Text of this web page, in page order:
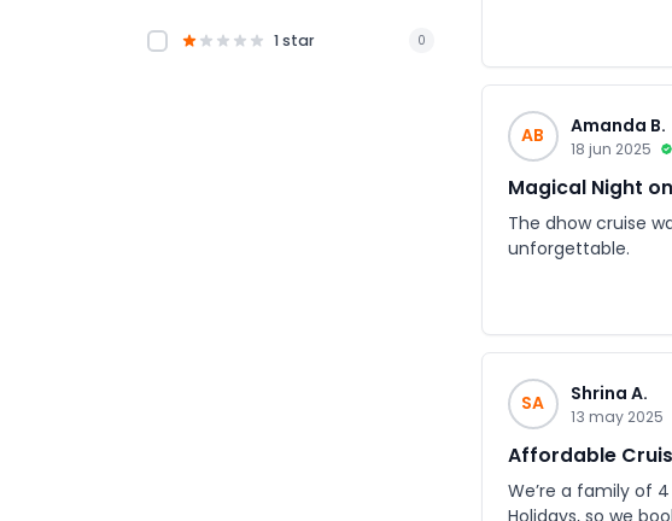
1 star 0
AB Amanda B.
18 jun 2025
Magical Night
The dhow cruise
unforgettable.
SA Shrina A.
13 may 2025
Affordable
We’re a family of